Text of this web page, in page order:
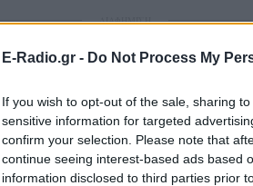
E-Radio.gr - Do Not Process My
If you wish to opt-out of the sale, sharing
sensitive information for targeted
confirm your selection. Please note that
continue seeing interest-based ads based
information disclosed to third parties prior
ΔΙΑΦΗΜΙΣΗ